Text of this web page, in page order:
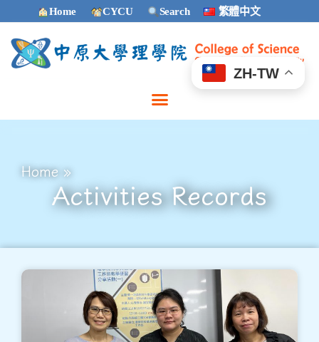
Home CYCU Search 繁體中文
Home»
Activities Records
ZH-TW